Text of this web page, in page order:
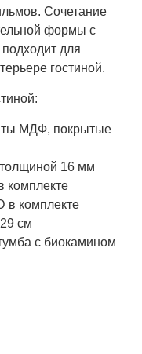
Сочетание
формы с
для
гостиной.
МДФ, покрытые
16 мм
комплекте
в комплекте
см
с биокамином